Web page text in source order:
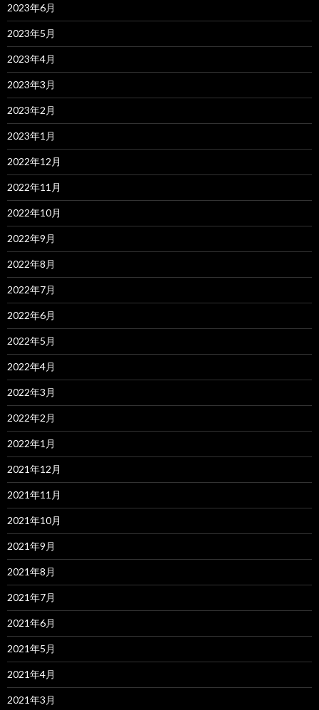
2023年6月
2023年5月
2023年4月
2023年3月
2023年2月
2023年1月
2022年12月
2022年11月
2022年10月
2022年9月
2022年8月
2022年7月
2022年6月
2022年5月
2022年4月
2022年3月
2022年2月
2022年1月
2021年12月
2021年11月
2021年10月
2021年9月
2021年8月
2021年7月
2021年6月
2021年5月
2021年4月
2021年3月